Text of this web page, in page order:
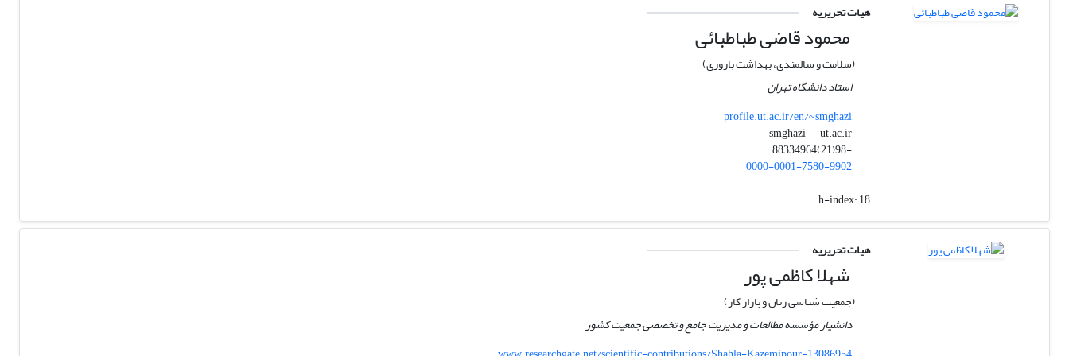
هیات تحریریه
محمود قاضی طباطبائی
(سلامت و سالمندی، بهداشت باروری)
استاد دانشگاه تهران
profile.ut.ac.ir/en/~smghazi
smghazi
ut.ac.ir
+98(21)88334964
0000-0001-7580-9902
h-index:18
هیات تحریریه
شهلا کاظمی پور
(جمعیت شناسی زنان و بازار کار)
دانشیار مؤسسه مطالعات و مدیریت جامع و تخصصی جمعیت کشور